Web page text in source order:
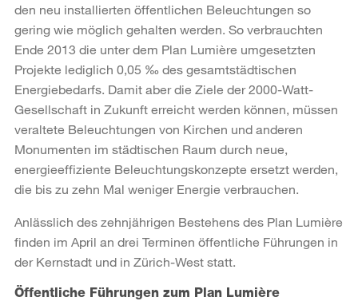
den neu installierten öffentlichen Beleuchtungen so
gering wie möglich gehalten werden. So verbrauchten
Ende 2013 die unter dem Plan Lumière umgesetzten
Projekte lediglich 0,05 ‰ des gesamtstädtischen
Energiebedarfs. Damit aber die Ziele der 2000-Watt-
Gesellschaft in Zukunft erreicht werden können, müssen
veraltete Beleuchtungen von Kirchen und anderen
Monumenten im städtischen Raum durch neue,
energieeffiziente Beleuchtungskonzepte ersetzt werden,
die bis zu zehn Mal weniger Energie verbrauchen.
Anlässlich des zehnjährigen Bestehens des Plan Lumière
finden im April an drei Terminen öffentliche Führungen in
der Kernstadt und in Zürich-West statt.
Öffentliche Führungen zum Plan Lumière